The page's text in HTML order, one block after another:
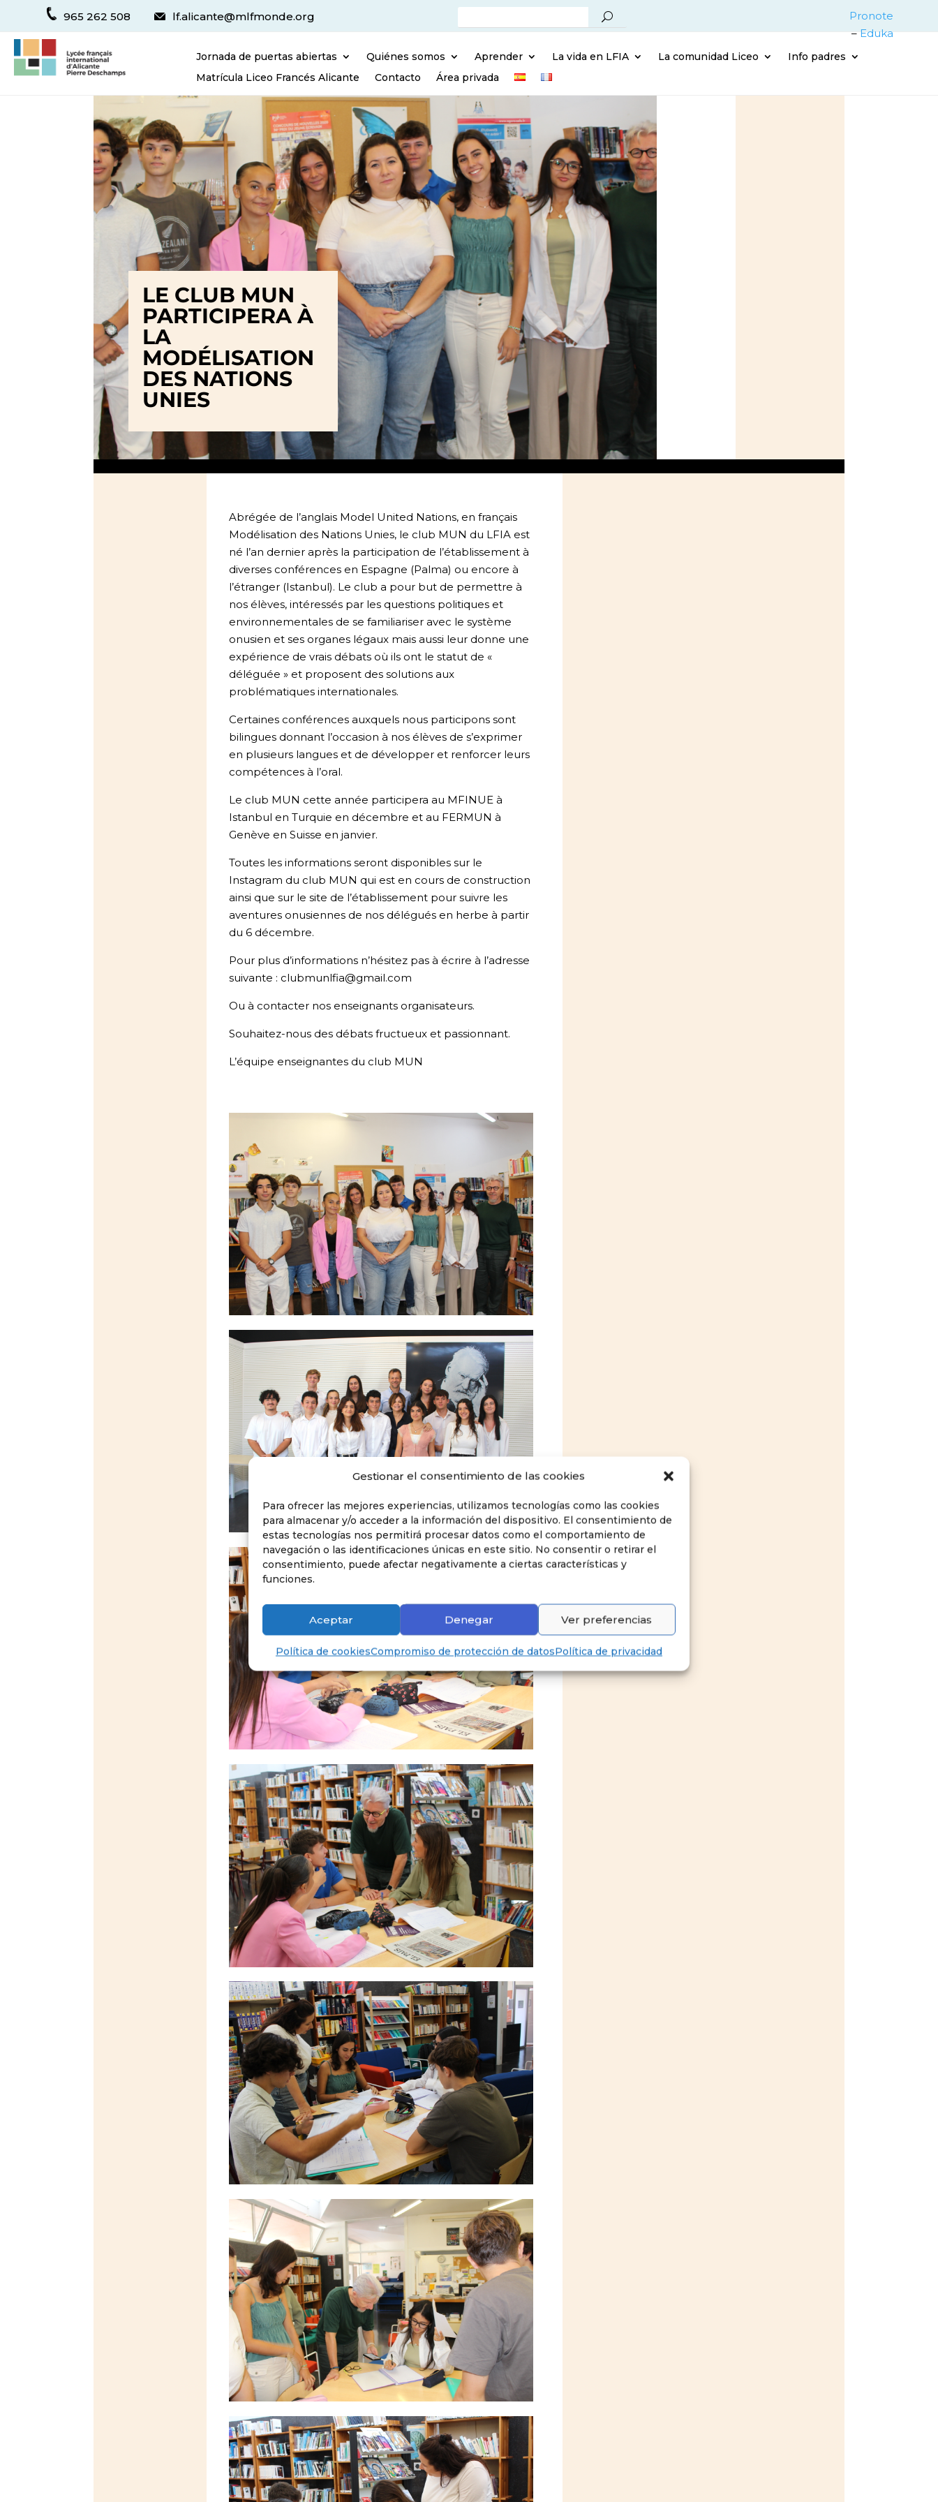
Gestionar el consentimiento de las cookies
Para ofrecer las mejores experiencias, utilizamos tecnologías como las cookies
para almacenar y/o acceder a la información del dispositivo. El consentimiento de
estas tecnologías nos permitirá procesar datos como el comportamiento de
navegación o las identificaciones únicas en este sitio. No consentir o retirar el
consentimiento, puede afectar negativamente a ciertas características y
funciones.
Aceptar Denegar Ver preferencias
Política de cookiesCompromiso de protección de datosPolítica de privacidad
965 262 508 lf.alicante@mlfmonde.org
Pronote
–Eduka
Jornada de puertas abiertas Quiénes somos Aprender La vida en LFIA La comunidad Liceo
Info padres
Matrícula Liceo Francés Alicante
Contacto Área privada
LE CLUB MUN
PARTICIPERA À
LA
MODÉLISATION
DES NATIONS
UNIES
Abrégée de l’anglais Model United Nations, en français
Modélisation des Nations Unies, le club MUN du LFIA est
né l’an dernier après la participation de l’établissement à
diverses conférences en Espagne (Palma) ou encore à
l’étranger (Istanbul). Le club a pour but de permettre à
nos élèves, intéressés par les questions politiques et
environnementales de se familiariser avec le système
onusien et ses organes légaux mais aussi leur donne une
expérience de vrais débats où ils ont le statut de «
déléguée » et proposent des solutions aux
problématiques internationales.
Certaines conférences auxquels nous participons sont
bilingues donnant l’occasion à nos élèves de s’exprimer
en plusieurs langues et de développer et renforcer leurs
compétences à l’oral.
Le club MUN cette année participera au MFINUE à
Istanbul en Turquie en décembre et au FERMUN à
Genève en Suisse en janvier.
Toutes les informations seront disponibles sur le
Instagram du club MUN qui est en cours de construction
ainsi que sur le site de l’établissement pour suivre les
aventures onusiennes de nos délégués en herbe à partir
du 6 décembre.
Pour plus d’informations n’hésitez pas à écrire à l’adresse
suivante : clubmunlfia@gmail.com
Ou à contacter nos enseignants organisateurs.
Souhaitez-nous des débats fructueux et passionnant.
L’équipe enseignantes du club MUN